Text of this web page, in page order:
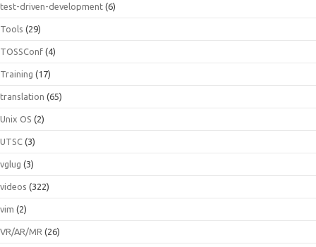
test-driven-development (6)
Tools (29)
TOSSConf (4)
Training (17)
translation (65)
Unix OS (2)
UTSC (3)
vglug (3)
videos (322)
vim (2)
VR/AR/MR (26)